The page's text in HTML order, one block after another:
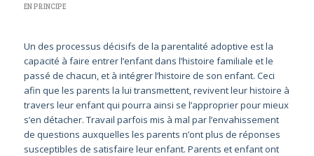
EN PRINCIPE
Un des processus décisifs de la parentalité adoptive est la
capacité à faire entrer l’enfant dans l’histoire familiale et le
passé de chacun, et à intégrer l’histoire de son enfant. Ceci
afin que les parents la lui transmettent, revivent leur histoire à
travers leur enfant qui pourra ainsi se l’approprier pour mieux
s’en détacher. Travail parfois mis à mal par l’envahissement
de questions auxquelles les parents n’ont plus de réponses
susceptibles de satisfaire leur enfant. Parents et enfant ont